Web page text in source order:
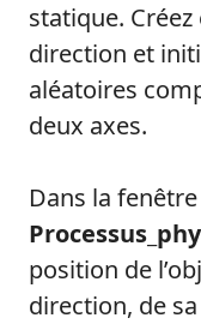
statique.
direction et
aléatoires
deux axes.
Dans la fenêtre
position de
direction, de